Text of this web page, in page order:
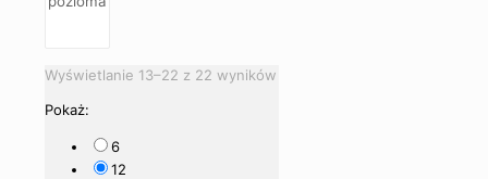
Wyświetlanie 13–22 z 22 wyników
Pokaż:
6
12